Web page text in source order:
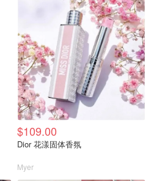
$109.00
Dior 花漾固体香氛
Myer